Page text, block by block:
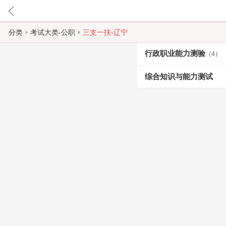
分类 考试大类-公职 三支一扶-辽宁
行政职业能力测验（4）
综合知识与能力测试